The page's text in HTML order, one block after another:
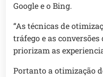
Google e o Bing.
“As técnicas de
tráfego e as
priorizam as
Portanto a otimização